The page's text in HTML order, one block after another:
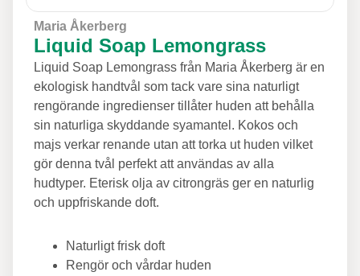
Maria Åkerberg
Liquid Soap Lemongrass
Liquid Soap Lemongrass från Maria Åkerberg är en
ekologisk handtvål som tack vare sina naturligt
rengörande ingredienser tillåter huden att behålla
sin naturliga skyddande syamantel. Kokos och
majs verkar renande utan att torka ut huden vilket
gör denna tvål perfekt att användas av alla
hudtyper. Eterisk olja av citrongräs ger en naturlig
och uppfriskande doft.
Naturligt frisk doft
Rengör och vårdar huden